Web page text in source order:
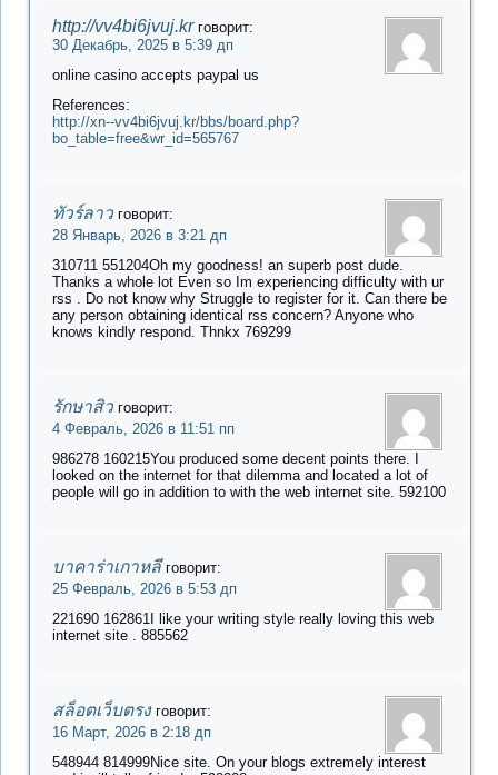
http://vv4bi6jvuj.kr говорит:
30 Декабрь, 2025 в 5:39 дп
online casino accepts paypal us
References:
http://xn--vv4bi6jvuj.kr/bbs/board.php?
bo_table=free&wr_id=565767
ทัวร์ลาว говорит:
28 Январь, 2026 в 3:21 дп
310711 551204Oh my goodness! an superb post dude.
Thanks a whole lot Even so Im experiencing difficulty with ur
rss . Do not know why Struggle to register for it. Can there be
any person obtaining identical rss concern? Anyone who
knows kindly respond. Thnkx 769299
รักษาสิว говорит:
4 Февраль, 2026 в 11:51 пп
986278 160215You produced some decent points there. I
looked on the internet for that dilemma and located a lot of
people will go in addition to with the web internet site. 592100
บาคาร่าเกาหลี говорит:
25 Февраль, 2026 в 5:53 дп
221690 162861I like your writing style really loving this web
internet site . 885562
สล็อตเว็บตรง говорит:
16 Март, 2026 в 2:18 дп
548944 814999Nice site. On your blogs extremely interest